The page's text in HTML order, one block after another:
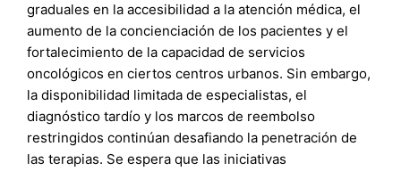
graduales en la accesibilidad a la atención médica, el
aumento de la concienciación de los pacientes y el
fortalecimiento de la capacidad de servicios
oncológicos en ciertos centros urbanos. Sin embargo,
la disponibilidad limitada de especialistas, el
diagnóstico tardío y los marcos de reembolso
restringidos continúan desafiando la penetración de
las terapias. Se espera que las iniciativas